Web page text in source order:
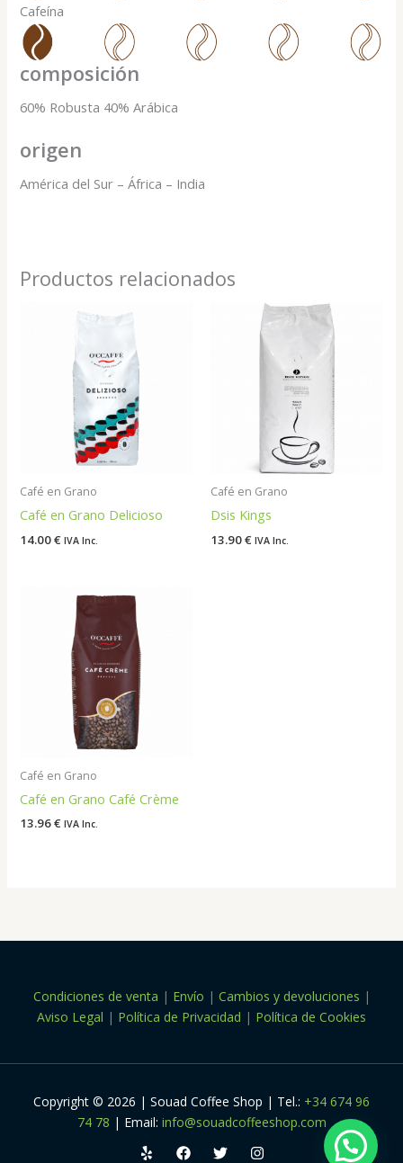
Cafeína
composición
60% Robusta 40% Arábica
origen
América del Sur – África – India
Productos relacionados
Café en Grano
Café en Grano Delicioso
14.00€ IVA Inc.
Café en Grano
Dsis Kings
13.90€ IVA Inc.
Café en Grano
Café en Grano Café Crème
13.96€ IVA Inc.
Condiciones de venta | Envío | Cambios y devoluciones |
Aviso Legal | Política de Privacidad | Política de Cookies
Copyright © 2026 | Souad Coffee Shop | Tel.: +34 674 96
74 78 | Email: info@souadcoffeeshop.com